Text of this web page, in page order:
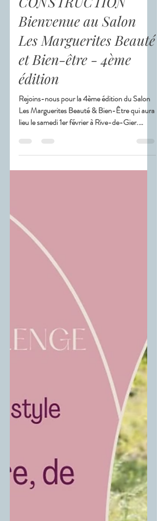
✨ EVENEMENT ✨ EN
CONSTRUCTION
Bienvenue au Salon
Les Marguerites Beauté
et Bien-être - 4ème
édition
Rejoins-nous pour la 4ème édition du Salon
Plonge dan